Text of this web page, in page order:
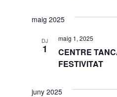
maig 2025
DJ
1
CENTRE
FESTIVITAT
maig 1, 2025
juny 2025